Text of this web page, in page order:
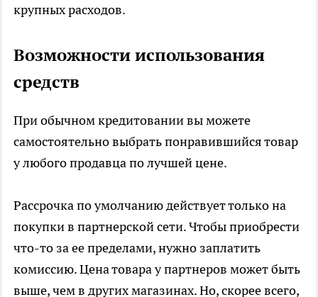
крупных расходов.
Возможности использования
средств
При обычном кредитовании вы можете
самостоятельно выбрать понравившийся товар
у любого продавца по лучшей цене.
Рассрочка по умолчанию действует только на
покупки в партнерской сети. Чтобы приобрести
что-то за ее пределами, нужно заплатить
комиссию. Цена товара у партнеров может быть
выше, чем в других магазинах. Но, скорее всего,